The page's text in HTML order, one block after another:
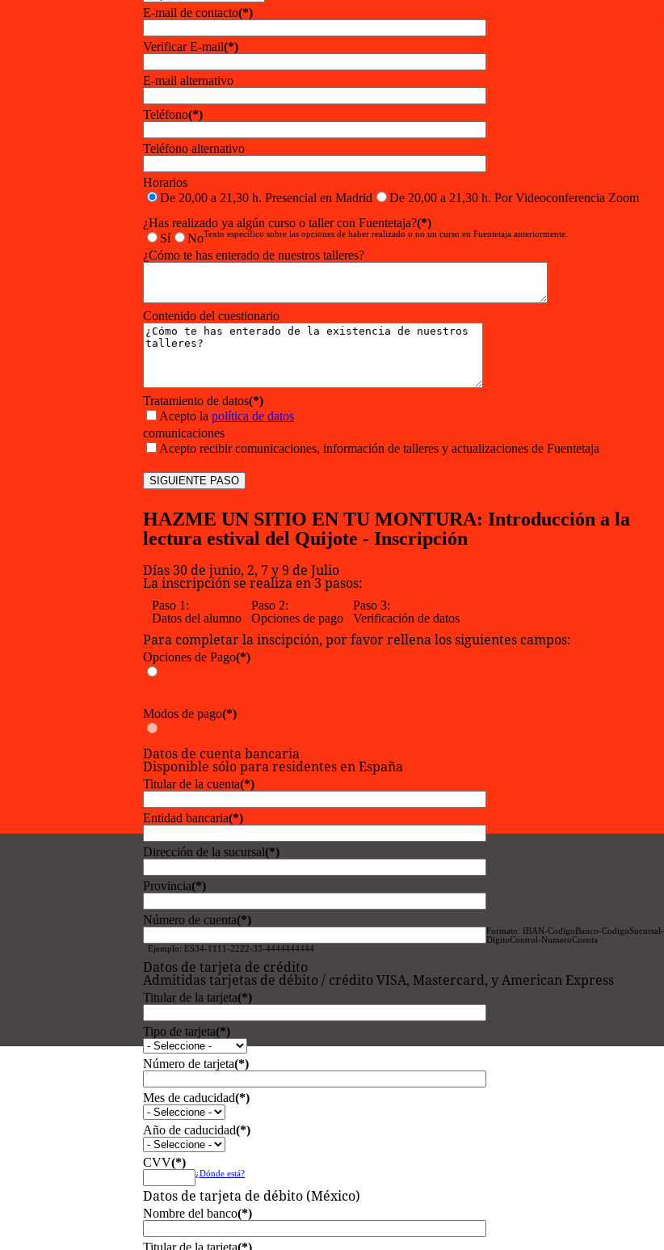
E-mail de contacto(*)
Verificar E-mail(*)
E-mail alternativo
Teléfono(*)
Teléfono alternativo
Horarios
De 20,00 a 21,30 h. Presencial en Madrid
De 20,00 a 21,30 h. Por Videoconferencia Zoom
¿Has realizado ya algún curso o taller con Fuentetaja?(*)
Sí
NoTexto específico sobre las opciones de haber realizado o no un curso en Fuentetaja anteriormente.
¿Cómo te has enterado de nuestros talleres?
Contenido del cuestionario
Tratamiento de datos(*)
Acepto la política de datos
comunicaciones
Acepto recibir comunicaciones, información de talleres y actualizaciones de Fuentetaja
HAZME UN SITIO EN TU MONTURA: Introducción a la
lectura estival del Quijote - Inscripción
Días 30 de junio, 2, 7 y 9 de Julio
La inscripción se realiza en 3 pasos:
Paso 1:
Datos del alumno
Paso 2:
Opciones de pago
Paso 3:
Verificación de datos
Para completar la inscipción, por favor rellena los siguientes campos:
Opciones de Pago(*)
Modos de pago(*)
Datos de cuenta bancaria
Disponible sólo para residentes en España
Titular de la cuenta(*)
Entidad bancaria(*)
Dirección de la sucursal(*)
Provincia(*)
Número de cuenta(*)
Formato: IBAN-CodigoBanco-CodigoSucursal-
DigitoControl-NumeroCuenta
Ejemplo: ES34-1111-2222-33-4444444444
Datos de tarjeta de crédito
Admitidas tarjetas de débito / crédito VISA, Mastercard, y American Express
Titular de la tarjeta(*)
Tipo de tarjeta(*)
Número de tarjeta(*)
Mes de caducidad(*)
Año de caducidad(*)
CVV(*)
¿Dónde está?
Datos de tarjeta de débito (México)
Nombre del banco(*)
Titular de la tarjeta(*)